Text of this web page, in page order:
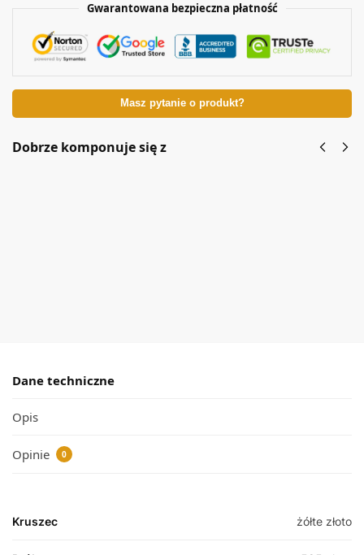
Gwarantowana bezpieczna płatność
Masz pytanie o produkt?
Dobrze komponuje się z
Dane techniczne
Opis
Opinie 0
Kruszec żółte złoto